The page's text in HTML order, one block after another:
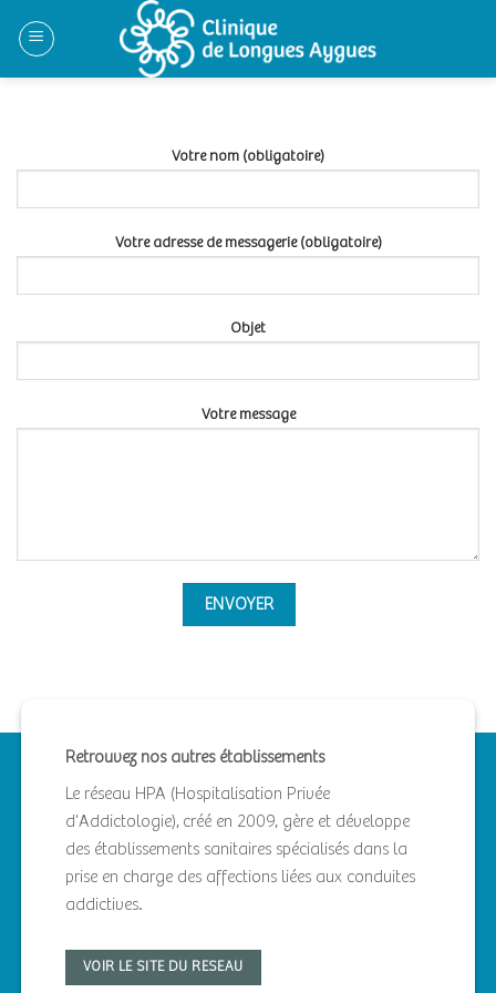
Votre nom (obligatoire)
Votre adresse de messagerie (obligatoire)
Objet
Votre message
Retrouvez nos autres établissements
Le réseau HPA (Hospitalisation Privée
d'Addictologie), créé en 2009, gère et développe
des établissements sanitaires spécialisés dans la
prise en charge des affections liées aux conduites
addictives.
VOIR LE SITE DU RESEAU